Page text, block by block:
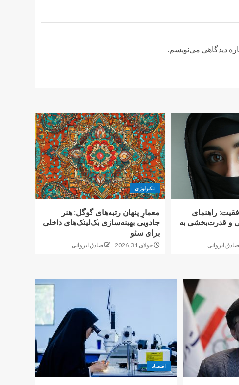
دیدگاهی می‌نویسم.
راهنمای
و قدرت‌بخشی به
صادق ایروانی
تکنولوژی
معمارِ پنهان رتبه‌های گوگل: هنر
جادویی بهینه‌سازی بک‌لینک‌های داخلی
برای سئو
جولای 31, 2026 صادق ایروانی
اقتصاد